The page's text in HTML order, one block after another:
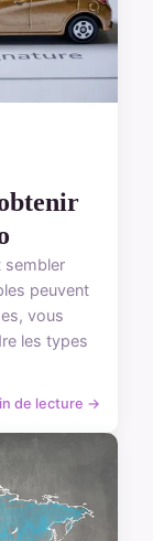
sembler
peuvent
vous
les types
de lecture →